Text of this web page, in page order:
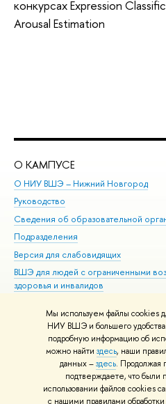
Мы используем файлы cookies
НИУ ВШЭ и большего удобства
подробную информацию об
можно найти здесь, наши
данных –здесь. Продолжая
подтверждаете, что были
использовании файлов cookies
с нашими правилами
конкурсах Expression
Arousal Estimation
О КАМПУСЕ
О НИУ ВШЭ – Нижний Новгород
Руководство
Сведения об образовательной
Подразделения
Версия для слабовидящих
ВШЭ для людей с ограниченными
здоровья и инвалидов
© НИУ ВШЭ 1993–2026 Адреса и